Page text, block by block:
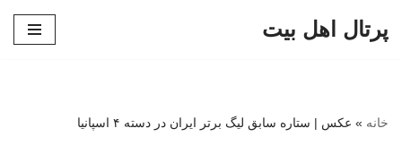
پرتال اهل بیت
خانه » عکس | ستاره سابق لیگ برتر ایران در دسته ۴ اسپانیا